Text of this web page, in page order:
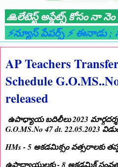
అప్డేట్స్ కోసం నా నెం
పేపర్స్ ⚡ ఈనాడు; సాక్షి
AP Teachers
Schedule
released
ఉపాధ్యాయ బదిలీలు 2023
G.O.MS.No 47 dt. 22.05.2023
HMs - 5 అకడమిక్సం వత్సరాలకు
ఉపాధ్యాయులకు - 8 అకడమిక్